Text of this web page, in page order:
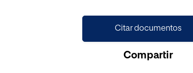
Citar documentos
Compartir